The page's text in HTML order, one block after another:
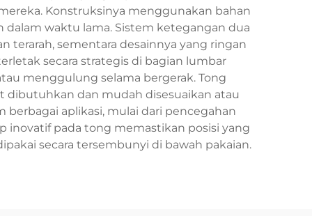
Konstruksinya menggunakan bahan
waktu lama. Sistem ketegangan dua
sementara desainnya yang ringan
secara strategis di bagian lumbar
menggulung selama bergerak. Tong
dibutuhkan dan mudah disesuaikan atau
berbagai aplikasi, mulai dari pencegahan
inovatif pada tong memastikan posisi yang
secara tersembunyi di bawah pakaian.